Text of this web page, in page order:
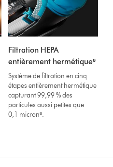
Filtration HEPA
entièrement hermétique⁸
Système de filtration en cinq
étapes entièrement hermétique
capturant 99,99 % des
particules aussi petites que
0,1 micron⁸.